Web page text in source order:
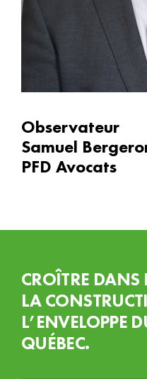
Observateur
Samuel
PFD Avocats
CROÎTRE DANS
LA
L’ENVELOPPE
QUÉBEC.